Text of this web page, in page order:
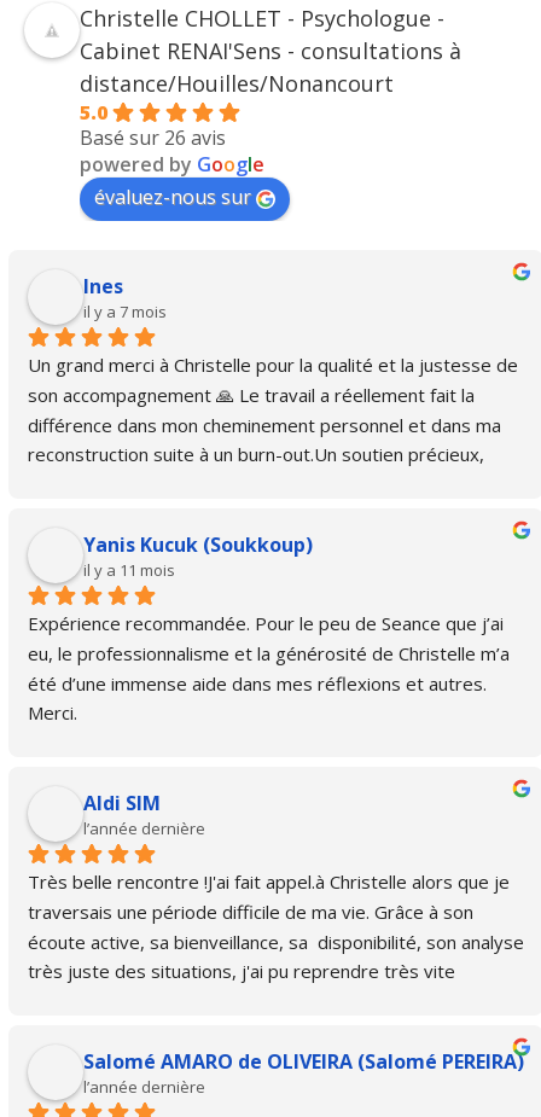
Christelle CHOLLET - Psychologue -
Cabinet RENAI'Sens - consultations à
distance/Houilles/Nonancourt
5.0
Basé sur 26 avis
powered by Google
évaluez-nous sur
Ines
il y a 7 mois
Un grand merci à Christelle pour la qualité et la justesse de
son accompagnement 🙏 Le travail a réellement fait la
différence dans mon cheminement personnel et dans ma
reconstruction suite à un burn-out.Un soutien précieux,
Yanis Kucuk (Soukkoup)
il y a 11 mois
Expérience recommandée. Pour le peu de Seance que j’ai
eu, le professionnalisme et la générosité de Christelle m’a
été d’une immense aide dans mes réflexions et autres.
Merci.
Aldi SIM
l’année dernière
Très belle rencontre !J'ai fait appel.à Christelle alors que je
traversais une période difficile de ma vie. Grâce à son
écoute active, sa bienveillance, sa  disponibilité, son analyse
très juste des situations, j'ai pu reprendre très vite
Salomé AMARO de OLIVEIRA (Salomé PEREIRA)
l’année dernière